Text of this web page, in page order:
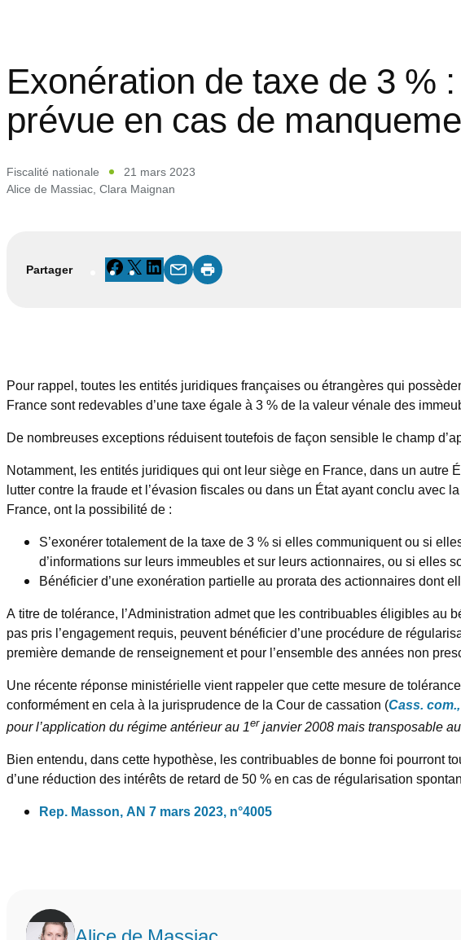
Exonération de taxe de 3 %
prévue en cas de
Fiscalité nationale
21 mars 2023
Alice de Massiac Clara Maignan
Partager Facebook
X LinkedIn
Pour rappel, toutes les entités juridiques françaises ou étrangères qui
France sont redevables d’une taxe égale à 3 % de la valeur vénale des
De nombreuses exceptions réduisent toutefois de façon sensible le champ
Notamment, les entités juridiques qui ont leur siège en France, dans un autre
lutter contre la fraude et l’évasion fiscales ou dans un État ayant conclu
France, ont la possibilité de :
S’exonérer totalement de la taxe de 3 % si elles communiquent ou si
d’informations sur leurs immeubles et sur leurs actionnaires, ou si elles
Bénéficier d’une exonération partielle au prorata des actionnaires dont
A titre de tolérance, l’Administration admet que les contribuables éligibles au
pas pris l’engagement requis, peuvent bénéficier d’une procédure de
première demande de renseignement et pour l’ensemble des années non
Une récente réponse ministérielle vient rappeler que cette mesure de
conformément en cela à la jurisprudence de la Cour de cassation (Cass.
pour l’application du régime antérieur au 1erjanvier 2008 mais transposable
Bien entendu, dans cette hypothèse, les contribuables de bonne foi pourront
d’une réduction des intérêts de retard de 50 % en cas de régularisation
Rep. Masson, AN 7 mars 2023, n°4005